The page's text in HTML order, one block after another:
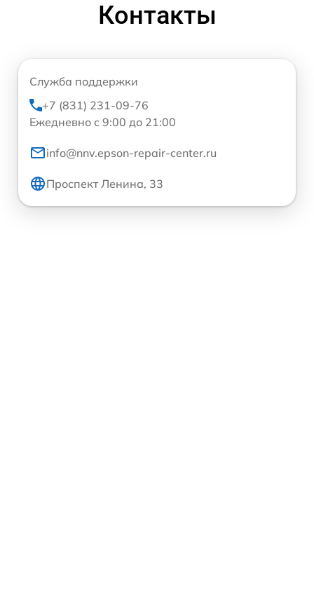
Контакты
Служба поддержки
+7 (831) 231-09-76
Ежедневно с 9:00 до 21:00
info@nnv.epson-repair-center.ru
Проспект Ленина, 33